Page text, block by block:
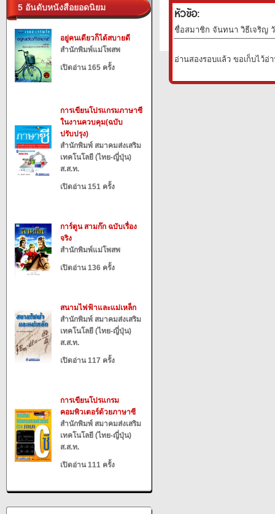
5 อันดับหนังสือยอดนิยม
อยู่คนเดียวก็ได้สบายดี
สำนักพิมพ์แม่โพสพ
เปิดอ่าน 165 ครั้ง
การเขียนโปรแกรมภาษาซี
ในงานควบคุม(ฉบับ
ปรับปรุง)
สำนักพิมพ์ สมาคมส่งเสริม
เทคโนโลยี (ไทย-ญี่ปุ่น)
ส.ส.ท.
เปิดอ่าน 151 ครั้ง
การ์ตูน สามก๊ก ฉบับเรื่อง
จริง
สำนักพิมพ์แม่โพสพ
เปิดอ่าน 136 ครั้ง
สนามไฟฟ้าและแม่เหล็ก
สำนักพิมพ์ สมาคมส่งเสริม
เทคโนโลยี (ไทย-ญี่ปุ่น)
ส.ส.ท.
เปิดอ่าน 117 ครั้ง
การเขียนโปรแกรม
คอมพิวเตอร์ด้วยภาษาซี
สำนักพิมพ์ สมาคมส่งเสริม
เทคโนโลยี (ไทย-ญี่ปุ่น)
ส.ส.ท.
เปิดอ่าน 111 ครั้ง
หัวข้อ:
ชื่อสมาชิก จันทนา วิธีเจริญ วั
อ่านสองรอบแล้ว ขอเก็บไว้